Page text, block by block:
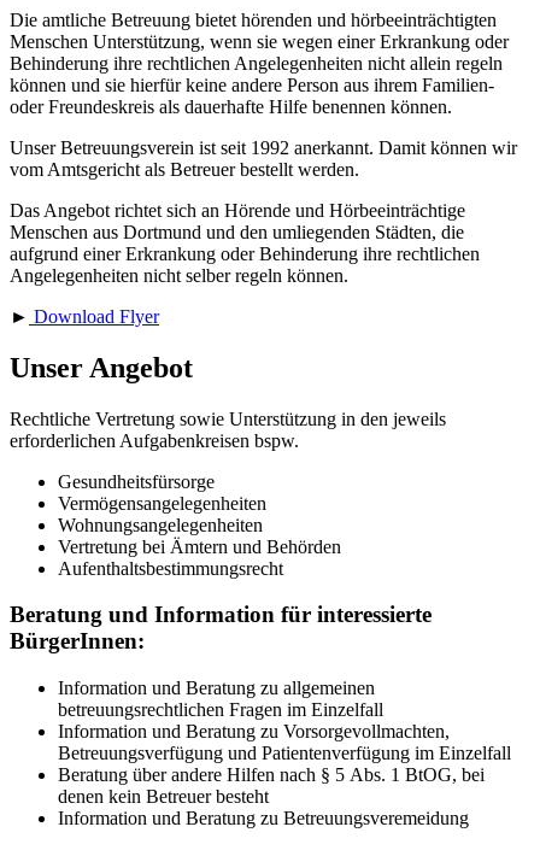
Die amtliche Betreuung bietet hörenden und hörbeeinträchtigten
Menschen Unterstützung, wenn sie wegen einer Erkrankung oder
Behinderung ihre rechtlichen Angelegenheiten nicht allein regeln
können und sie hierfür keine andere Person aus ihrem Familien-
oder Freundeskreis als dauerhafte Hilfe benennen können.
Unser Betreuungsverein ist seit 1992 anerkannt. Damit können wir
vom Amtsgericht als Betreuer bestellt werden.
Das Angebot richtet sich an Hörende und Hörbeeinträchtige
Menschen aus Dortmund und den umliegenden Städten, die
aufgrund einer Erkrankung oder Behinderung ihre rechtlichen
Angelegenheiten nicht selber regeln können.
► Download Flyer
Unser Angebot
Rechtliche Vertretung sowie Unterstützung in den jeweils
erforderlichen Aufgabenkreisen bspw.
Gesundheitsfürsorge
Vermögensangelegenheiten
Wohnungsangelegenheiten
Vertretung bei Ämtern und Behörden
Aufenthaltsbestimmungsrecht
Beratung und Information für interessierte
BürgerInnen:
Information und Beratung zu allgemeinen
betreuungsrechtlichen Fragen im Einzelfall
Information und Beratung zu Vorsorgevollmachten,
Betreuungsverfügung und Patientenverfügung im Einzelfall
Beratung über andere Hilfen nach § 5 Abs. 1 BtOG, bei
denen kein Betreuer besteht
Information und Beratung zu Betreuungsveremeidung